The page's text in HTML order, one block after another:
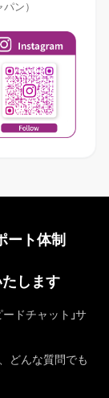
ン）
ート体制
します
ドチャット」サ
どんな質問でも